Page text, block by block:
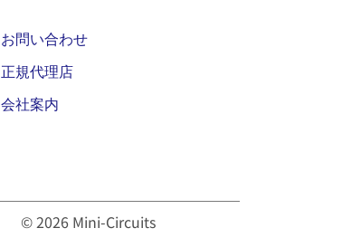
お問い合わせ
正規代理店
会社案内
© 2026 Mini-Circuits